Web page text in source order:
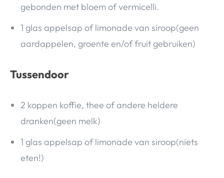
gebonden met bloem of vermicelli.
1 glas appelsap of limonade van siroop(geen
aardappelen, groente en/of fruit gebruiken)
Tussendoor
2 koppen koffie, thee of andere heldere
dranken(geen melk)
1 glas appelsap of limonade van siroop(niets
eten!)